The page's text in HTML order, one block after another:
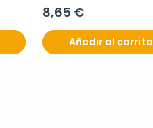
8,65 €
Añadir al carrito